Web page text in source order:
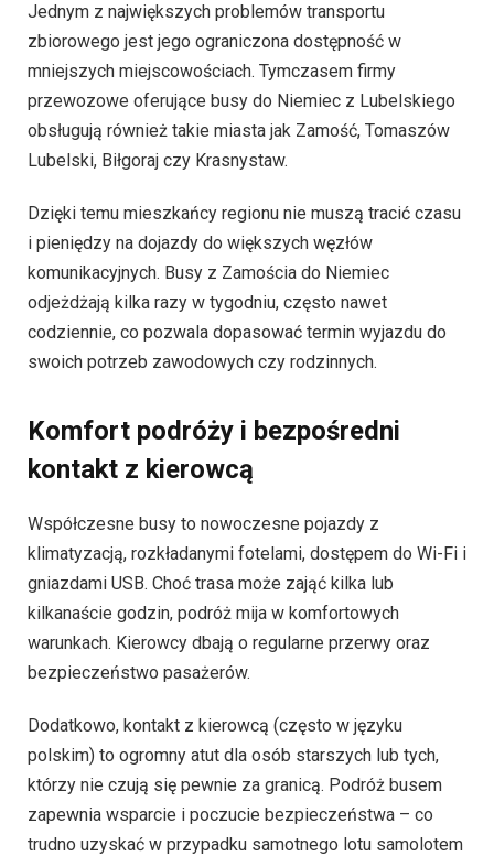
Jednym z największych problemów transportu
zbiorowego jest jego ograniczona dostępność w
mniejszych miejscowościach. Tymczasem firmy
przewozowe oferujące busy do Niemiec z Lubelskiego
obsługują również takie miasta jak Zamość, Tomaszów
Lubelski, Biłgoraj czy Krasnystaw.
Dzięki temu mieszkańcy regionu nie muszą tracić czasu
i pieniędzy na dojazdy do większych węzłów
komunikacyjnych. Busy z Zamościa do Niemiec
odjeżdżają kilka razy w tygodniu, często nawet
codziennie, co pozwala dopasować termin wyjazdu do
swoich potrzeb zawodowych czy rodzinnych.
Komfort podróży i bezpośredni
kontakt z kierowcą
Współczesne busy to nowoczesne pojazdy z
klimatyzacją, rozkładanymi fotelami, dostępem do Wi-Fi i
gniazdami USB. Choć trasa może zająć kilka lub
kilkanaście godzin, podróż mija w komfortowych
warunkach. Kierowcy dbają o regularne przerwy oraz
bezpieczeństwo pasażerów.
Dodatkowo, kontakt z kierowcą (często w języku
polskim) to ogromny atut dla osób starszych lub tych,
którzy nie czują się pewnie za granicą. Podróż busem
zapewnia wsparcie i poczucie bezpieczeństwa – co
trudno uzyskać w przypadku samotnego lotu samolotem